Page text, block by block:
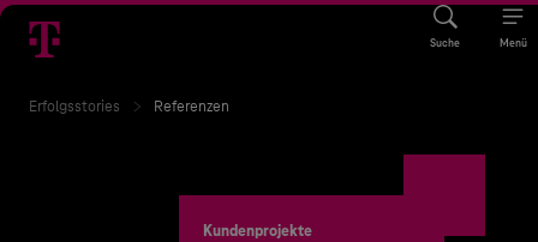
Suche Menü
Erfolgsstories Referenzen
Kundenprojekte